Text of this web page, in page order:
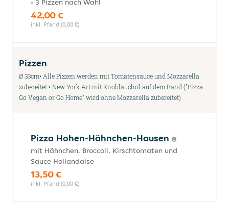
• 3 Pizzen nach Wahl
42,00 €
inkl. Pfand (0,00 €)
Pizzen
Ø 33cm• Alle Pizzen werden mit Tomatensauce und Mozzarella
zubereitet.• New York Art mit Knoblauchöl auf dem Rand ("Pizza
Go Vegan or Go Home" wird ohne Mozzarella zubereitet)
Pizza Hohen-Hähnchen-Hausen
mit Hähnchen, Broccoli, Kirschtomaten und
Sauce Hollandaise
13,50 €
inkl. Pfand (0,00 €)